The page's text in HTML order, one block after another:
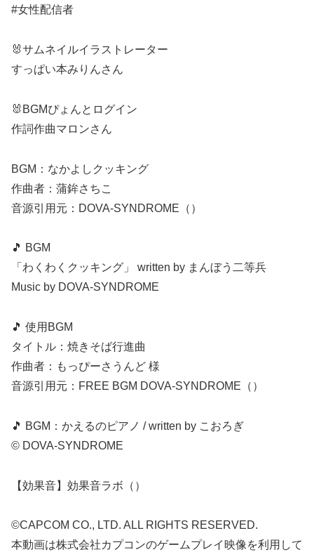
#女性配信者
🐰サムネイルイラストレーター
すっぱい本みりんさん
🐰BGMぴょんとログイン
作詞作曲マロンさん
BGM：なかよしクッキング
作曲者：蒲鉾さちこ
音源引用元：DOVA-SYNDROME（）
🎵 BGM
「わくわくクッキング」 written by まんぼう二等兵
Music by DOVA-SYNDROME
🎵 使用BGM
タイトル：焼きそば行進曲
作曲者：もっぴーさうんど 様
音源引用元：FREE BGM DOVA-SYNDROME（）
🎵 BGM：かえるのピアノ / written by こおろぎ
©︎ DOVA-SYNDROME
【効果音】効果音ラボ（）
©CAPCOM CO., LTD. ALL RIGHTS RESERVED.
本動画は株式会社カプコンのゲームプレイ映像を利用して